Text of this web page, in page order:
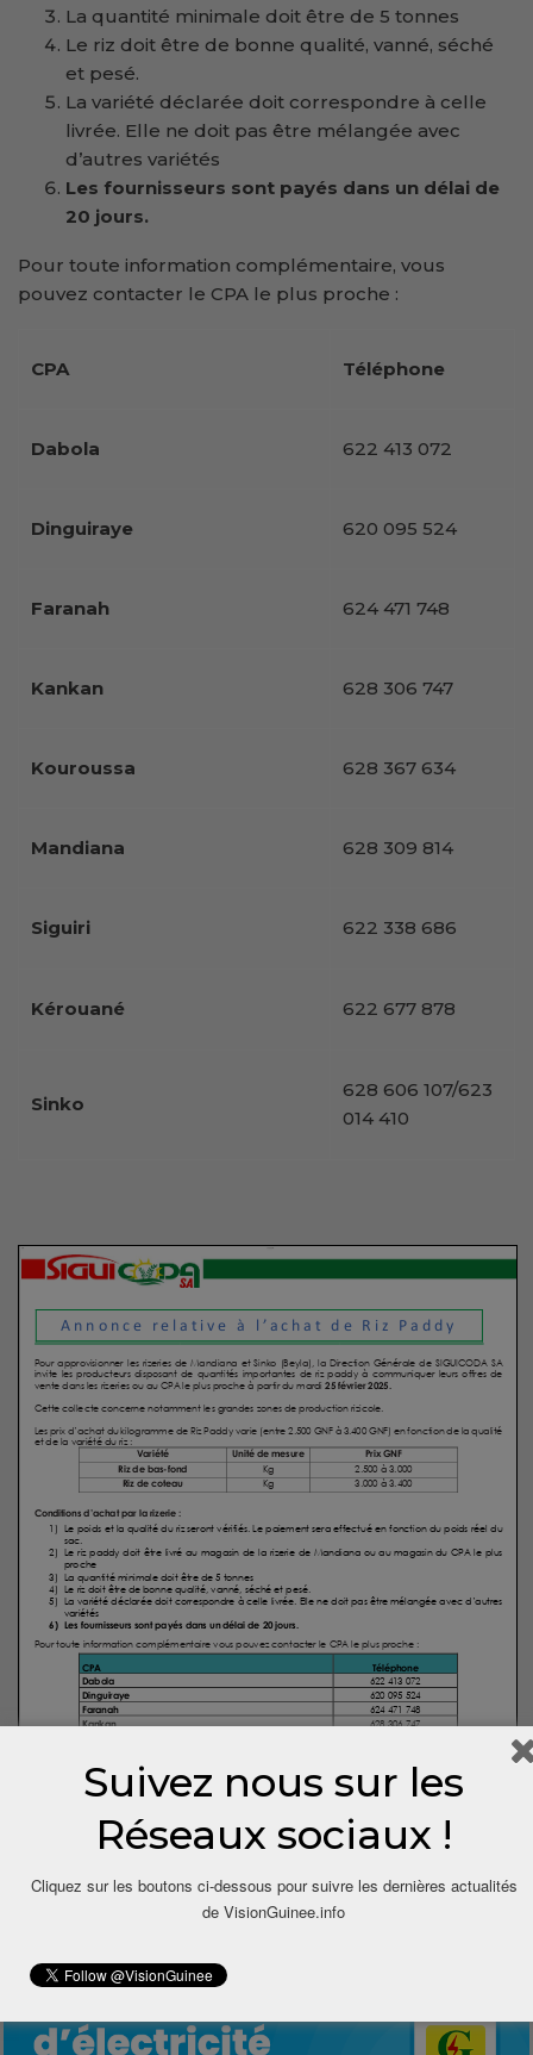
La quantité minimale doit être de 5 tonnes
Le riz doit être de bonne qualité, vanné, séché
et pesé.
La variété déclarée doit correspondre à celle
livrée. Elle ne doit pas être mélangée avec
d’autres variétés
Les fournisseurs sont payés dans un délai de
20 jours.
Pour toute information complémentaire, vous
pouvez contacter le CPA le plus proche :
CPA Téléphone
Dabola 622 413 072
Dinguiraye 620 095 524
Faranah 624 471 748
Kankan 628 306 747
Kouroussa 628 367 634
Mandiana 628 309 814
Siguiri 622 338 686
Kérouané 622 677 878
Sinko
628 606 107/623
014 410
Suivez nous sur les
Réseaux sociaux !
Cliquez sur les boutons ci-dessous pour suivre les dernières actualités
de VisionGuinee.info